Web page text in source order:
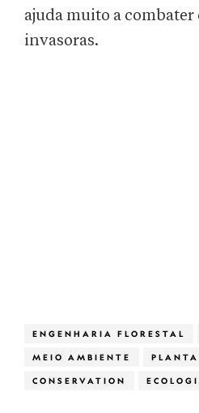
ajuda muito a combater
invasoras.
ENGENHARIA FLORESTAL
MEIO AMBIENTE
CONSERVATION